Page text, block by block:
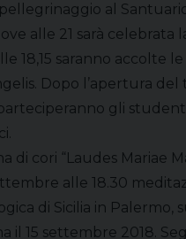
al
alle 21 sarà celebrata
18,15 saranno accolte
Dopo l’apertura
gli
di cori “Laudes Mariae
alle 18.30
di Sicilia in Palermo,
il 15 settembre 2018.